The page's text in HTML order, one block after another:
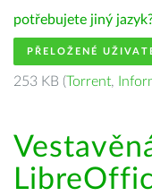
potřebujete jiný
PŘELOŽENÉ
253 KB (Torrent,